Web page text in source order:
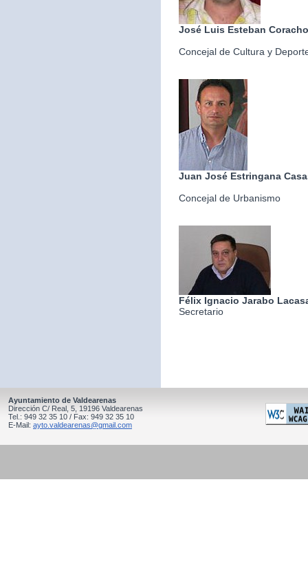
José Luis Esteban Coracho
Concejal de Cultura y
Juan José Estringana
Concejal de Urbanismo
Félix Ignacio Jarabo
Secretario
Ayuntamiento de Valdearenas
Dirección C/ Real, 5, 19196 Valdearenas
Tel.: 949 32 35 10 / Fax: 949 32 35 10
E-Mail: ayto.valdearenas@gmail.com